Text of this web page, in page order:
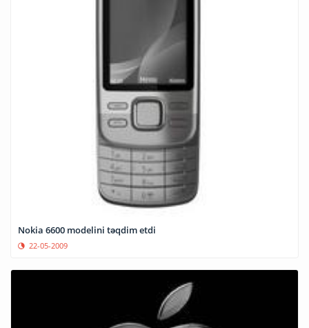
Nokia 6600 modelini təqdim etdi
22-05-2009